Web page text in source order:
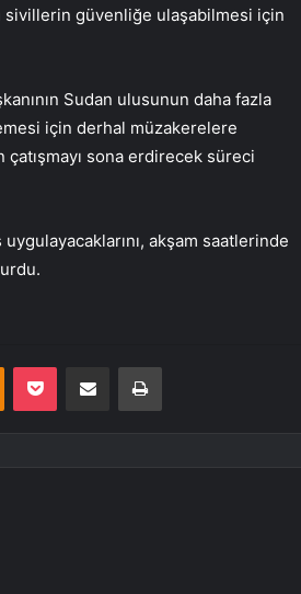
güvenliğe ulaşabilmesi için
Sudan ulusunun daha fazla
için derhal müzakerelere
sona erdirecek süreci
akşam saatlerinde
Odnoklassniki
Pocket E-Posta ile paylaş Yazdır